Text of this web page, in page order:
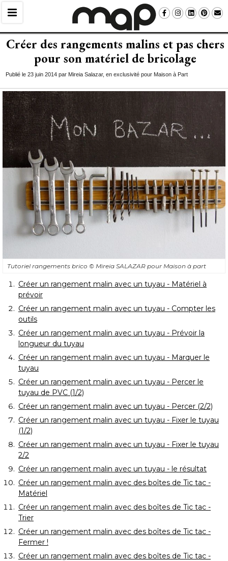
Créer des rangements malins et pas chers
pour son matériel de bricolage
Publié le 23 juin 2014 par Mireia Salazar, en exclusivité pour Maison à Part
Tutoriel rangements brico © Mireia SALAZAR pour Maison à part
Créer un rangement malin avec un tuyau - Matériel à
prévoir
Créer un rangement malin avec un tuyau - Compter les
outils
Créer un rangement malin avec un tuyau - Prévoir la
longueur du tuyau
Créer un rangement malin avec un tuyau - Marquer le
tuyau
Créer un rangement malin avec un tuyau - Percer le
tuyau de PVC (1/2)
Créer un rangement malin avec un tuyau - Percer (2/2)
Créer un rangement malin avec un tuyau - Fixer le tuyau
(1/2)
Créer un rangement malin avec un tuyau - Fixer le tuyau
2/2
Créer un rangement malin avec un tuyau - le résultat
Créer un rangement malin avec des boîtes de Tic tac -
Matériel
Créer un rangement malin avec des boîtes de Tic tac -
Trier
Créer un rangement malin avec des boîtes de Tic tac -
Fermer !
Créer un rangement malin avec des boîtes de Tic tac -